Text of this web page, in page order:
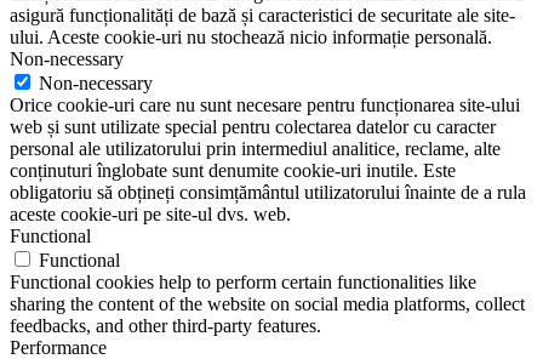
asigură funcționalități de bază și caracteristici de securitate ale site-
ului. Aceste cookie-uri nu stochează nicio informație personală.
Non-necessary
Non-necessary
Orice cookie-uri care nu sunt necesare pentru funcționarea site-ului
web și sunt utilizate special pentru colectarea datelor cu caracter
personal ale utilizatorului prin intermediul analitice, reclame, alte
conținuturi înglobate sunt denumite cookie-uri inutile. Este
obligatoriu să obțineți consimțământul utilizatorului înainte de a rula
aceste cookie-uri pe site-ul dvs. web.
Functional
Functional
Functional cookies help to perform certain functionalities like
sharing the content of the website on social media platforms, collect
feedbacks, and other third-party features.
Performance